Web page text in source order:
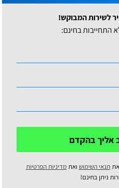
לשירות המבוקש!
אליך בהקדם
תנאי השימוש ואתמדיניות הפרטיות
ניתן בחינם!